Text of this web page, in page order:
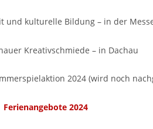
und kulturelle Bildung – in der
Kreativschmiede – in Dachau
2024 (wird noch
Ferienangebote 2024